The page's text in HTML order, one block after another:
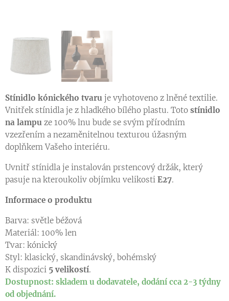
Stínidlo kónického tvaru je vyhotoveno z lněné textilie.
Vnitřek stínidla je z hladkého bílého plastu. Toto stínidlo
na lampu ze 100% lnu bude se svým přírodním
vzezřením a nezaměnitelnou texturou úžasným
doplňkem Vašeho interiéru.
Uvnitř stínidla je instalován prstencový držák, který
pasuje na kteroukoliv objímku velikosti E27.
Informace o produktu
Barva: světle béžová
Materiál: 100% len
Tvar: kónický
Styl: klasický, skandinávský, bohémský
K dispozici 5 velikostí.
Dostupnost: skladem u dodavatele, dodání cca 2-3 týdny
od objednání.